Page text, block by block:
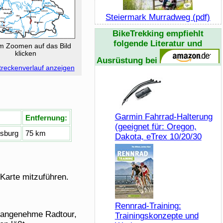
Zoomen auf das Bild
klicken
anzeigen
Entfernung:
75 km
mitzuführen.
Radtour,
Steiermark Murradweg (pdf)
BikeTrekkingempfiehlt
folgende Literatur und
Ausrüstung bei
Garmin Fahrrad-Halterung
(geeignet für: Oregon,
Dakota, eTrex 10/20/30
Rennrad-Training:
Trainingskonzepte und